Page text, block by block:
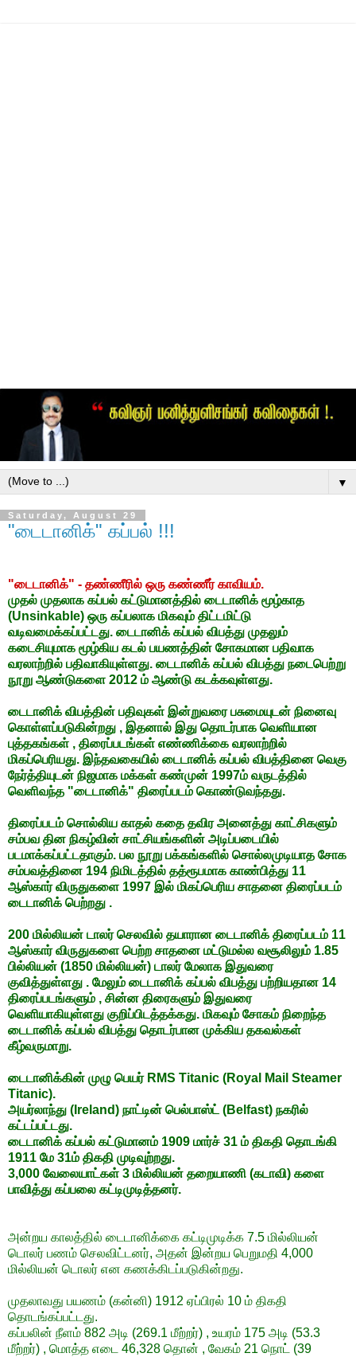
▼
Saturday, August 29
"டைடானிக்" கப்பல் !!!
"டைடானிக்" - தண்ணீரில் ஒரு கண்ணீர் காவியம்.
முதல் முதலாக கப்பல் கட்டுமானத்தில் டைடானிக் மூழ்காத
(Unsinkable) ஒரு கப்பலாக மிகவும் திட்டமிட்டு
வடிவமைக்கப்பட்டது. டைடானிக் கப்பல் விபத்து முதலும்
கடைசியுமாக மூழ்கிய கடல் பயணத்தின் சோகமான பதிவாக
வரலாற்றில் பதிவாகியுள்ளது. டைடானிக் கப்பல் விபத்து நடைபெற்று
நூறு ஆண்டுகளை 2012 ம் ஆண்டு கடக்கவுள்ளது.
டைடானிக் விபத்தின் பதிவுகள் இன்றுவரை பசுமையுடன் நினைவு
கொள்ளப்படுகின்றது , இதனால் இது தொடர்பாக வெளியான
புத்தகங்கள் , திரைப்படங்கள் எண்ணிக்கை வரலாற்றில்
மிகப்பெரியது. இந்தவகையில் டைடானிக் கப்பல் விபத்தினை வெகு
நேர்த்தியுடன் நிஜமாக மக்கள் கண்முன் 1997ம் வருடத்தில்
வெளிவந்த "டைடானிக்" திரைப்படம் கொண்டுவந்தது.
திரைப்படம் சொல்லிய காதல் கதை தவிர அனைத்து காட்சிகளும்
சம்பவ தின நிகழ்வின் சாட்சியங்களின் அடிப்படையில்
படமாக்கப்பட்டதாகும். பல நூறு பக்கங்களில் சொல்லமுடியாத சோக
சம்பவத்தினை 194 நிமிடத்தில் தத்ரூபமாக காண்பித்து 11
ஆஸ்கார் விருதுகளை 1997 இல் மிகப்பெரிய சாதனை திரைப்படம்
டைடானிக் பெற்றது .
200 மில்லியன் டாலர் செலவில் தயாரான டைடானிக் திரைப்படம் 11
ஆஸ்கார் விருதுகளை பெற்ற சாதனை மட்டுமல்ல வசூலிலும் 1.85
பில்லியன் (1850 மில்லியன்) டாலர் மேலாக இதுவரை
குவித்துள்ளது . மேலும் டைடானிக் கப்பல் விபத்து பற்றியதான 14
திரைப்படங்களும் , சின்ன திரைகளும் இதுவரை
வெளியாகியுள்ளது குறிப்பிடத்தக்கது. மிகவும் சோகம் நிறைந்த
டைடானிக் கப்பல் விபத்து தொடர்பான முக்கிய தகவல்கள்
கீழ்வருமாறு.
டைடானிக்கின் முழு பெயர் RMS Titanic (Royal Mail Steamer
Titanic).
அயர்லாந்து (Ireland) நாட்டின் பெல்பாஸ்ட் (Belfast) நகரில்
கட்டப்பட்டது.
டைடானிக் கப்பல் கட்டுமானம் 1909 மார்ச் 31 ம் திகதி தொடங்கி
1911 மே 31ம் திகதி முடிவுற்றது.
3,000 வேலையாட்கள் 3 மில்லியன் தறையாணி (கடாவி) களை
பாவித்து கப்பலை கட்டிமுடித்தனர்.
அன்றய காலத்தில் டைடானிக்கை கட்டிமுடிக்க 7.5 மில்லியன்
டொலர் பணம் செலவிட்டனர், அதன் இன்றய பெறுமதி 4,000
மில்லியன் டொலர் என கணக்கிடப்படுகின்றது.
முதலாவது பயணம் (கன்னி) 1912 ஏப்பிரல் 10 ம் திகதி
தொடங்கப்பட்டது.
கப்பலின் நீளம் 882 அடி (269.1 மீற்றர்) , உயரம் 175 அடி (53.3
மீற்றர்) , மொத்த எடை 46,328 தொன் , வேகம் 21 நொட் (39